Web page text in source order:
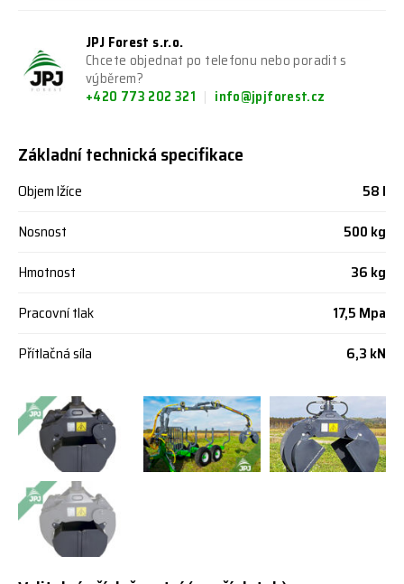
JPJ Forest s.r.o.
Chcete objednat po telefonu nebo poradit s
výběrem?
+420 773 202 321
info@jpjforest.cz
Základní technická specifikace
Objem lžíce
58 l
Nosnost
500 kg
Hmotnost
36 kg
Pracovní tlak
17,5 Mpa
Přítlačná síla
6,3 kN